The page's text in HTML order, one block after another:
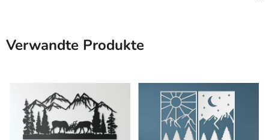
Verwandte Produkte